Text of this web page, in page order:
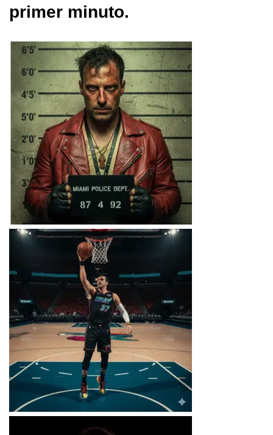
primer minuto.